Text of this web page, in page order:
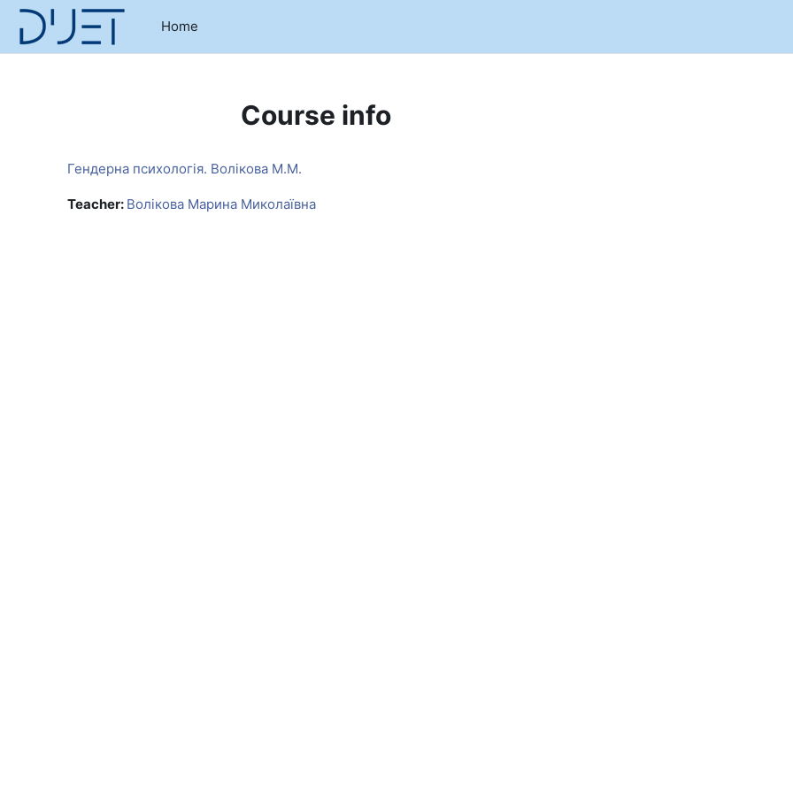
Skip to main content
Home
Course info
Гендерна психологія. Волікова М.М.
Teacher: Волікова Марина Миколаївна